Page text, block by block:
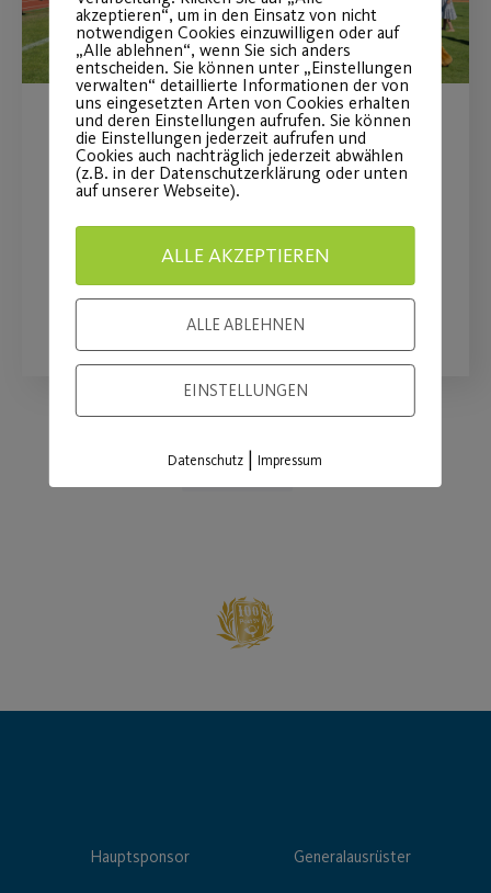
Post SV beim Bewegungstag
„Ball“
am 16.08.2026 auf der Wöhrder Wiese
WEITERLESEN
Load More
Hauptsponsor Generalausrüster
akzeptieren“, um in den Einsatz von nicht
notwendigen Cookies einzuwilligen oder auf
„Alle ablehnen“, wenn Sie sich anders
entscheiden. Sie können unter „Einstellungen
verwalten“ detaillierte Informationen der von
uns eingesetzten Arten von Cookies erhalten
und deren Einstellungen aufrufen. Sie können
die Einstellungen jederzeit aufrufen und
Cookies auch nachträglich jederzeit abwählen
(z.B. in der Datenschutzerklärung oder unten
auf unserer Webseite).
ALLE AKZEPTIEREN
ALLE ABLEHNEN
EINSTELLUNGEN
Datenschutz |Impressum